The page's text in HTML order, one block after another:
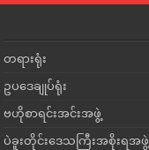
တရားရုံး
ဥပဒေချုပ်ရုံး
ဗဟိုစာရင်းအင်းအဖွဲ့
ပဲခူးတိုင်းဒေသကြီးအစိုးရအဖွဲ့